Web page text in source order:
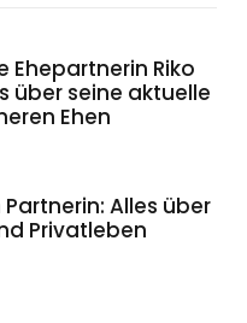
Ehepartnerin Riko
über seine aktuelle
Ehen
Alles über
Privatleben